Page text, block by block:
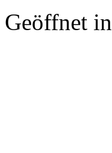
Geöffnet